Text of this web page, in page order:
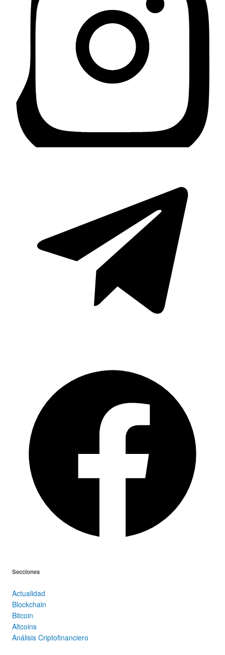
Secciones
Actualidad
Blockchain
Bitcoin
Altcoins
Análisis Criptofinanciero